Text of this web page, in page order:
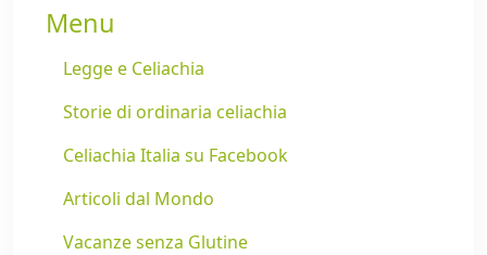
Menu
Legge e Celiachia
Storie di ordinaria celiachia
Celiachia Italia su Facebook
Articoli dal Mondo
Vacanze senza Glutine